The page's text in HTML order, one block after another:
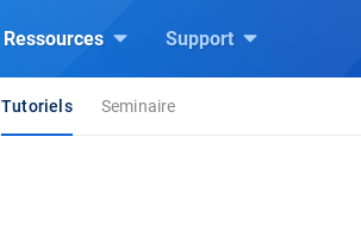
Ressources Support
Tutoriels Seminaire